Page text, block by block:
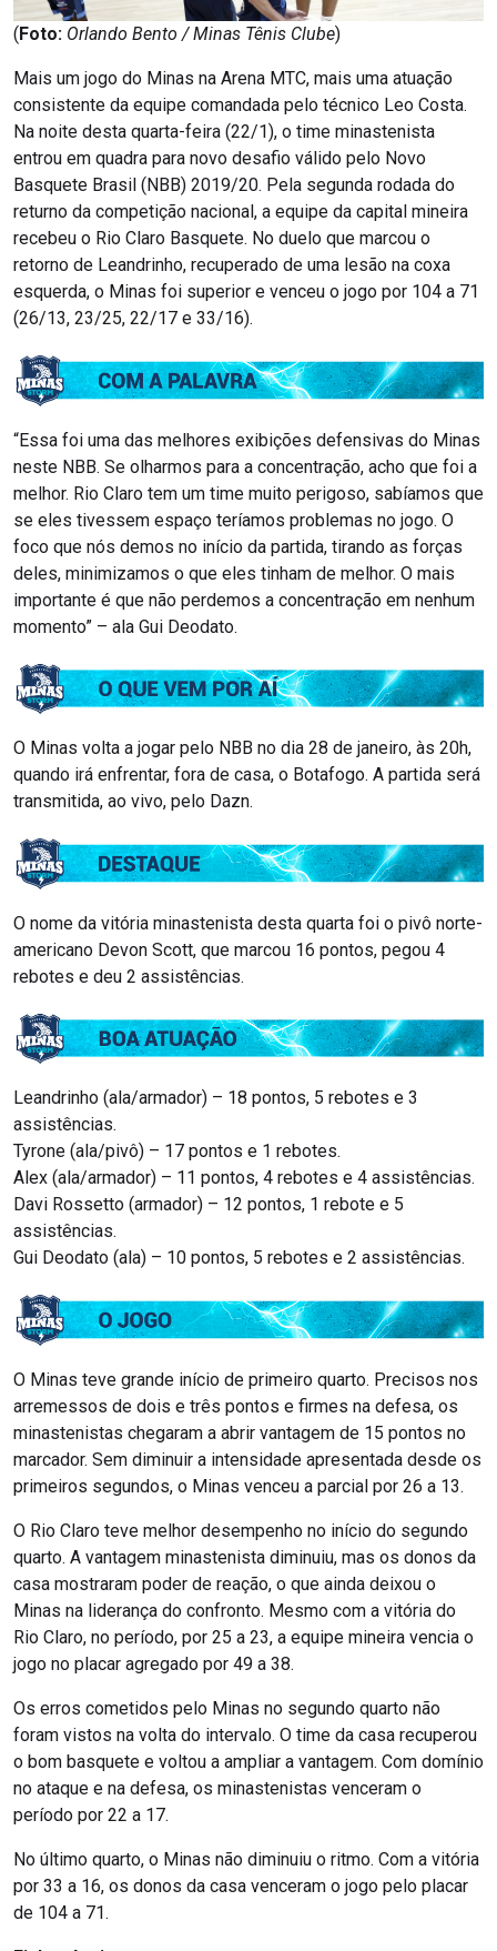
( Foto: Orlando Bento / Minas Tênis Clube)
Mais um jogo do Minas na Arena MTC, mais uma atuação
consistente da equipe comandada pelo técnico Leo Costa.
Na noite desta quarta-feira (22/1), o time minastenista
entrou em quadra para novo desafio válido pelo Novo
Basquete Brasil (NBB) 2019/20. Pela segunda rodada do
returno da competição nacional, a equipe da capital mineira
recebeu o Rio Claro Basquete. No duelo que marcou o
retorno de Leandrinho, recuperado de uma lesão na coxa
esquerda, o Minas foi superior e venceu o jogo por 104 a 71
(26/13, 23/25, 22/17 e 33/16).
“Essa foi uma das melhores exibições defensivas do Minas
neste NBB. Se olharmos para a concentração, acho que foi a
melhor. Rio Claro tem um time muito perigoso, sabíamos que
se eles tivessem espaço teríamos problemas no jogo. O
foco que nós demos no início da partida, tirando as forças
deles, minimizamos o que eles tinham de melhor. O mais
importante é que não perdemos a concentração em nenhum
momento” – ala Gui Deodato.
O Minas volta a jogar pelo NBB no dia 28 de janeiro, às 20h,
quando irá enfrentar, fora de casa, o Botafogo. A partida será
transmitida, ao vivo, pelo Dazn.
O nome da vitória minastenista desta quarta foi o pivô norte-
americano Devon Scott, que marcou 16 pontos, pegou 4
rebotes e deu 2 assistências.
Leandrinho (ala/armador) – 18 pontos, 5 rebotes e 3
assistências.
Tyrone (ala/pivô) – 17 pontos e 1 rebotes.
Alex (ala/armador) – 11 pontos, 4 rebotes e 4 assistências.
Davi Rossetto (armador) – 12 pontos, 1 rebote e 5
assistências.
Gui Deodato (ala) – 10 pontos, 5 rebotes e 2 assistências.
O Minas teve grande início de primeiro quarto. Precisos nos
arremessos de dois e três pontos e firmes na defesa, os
minastenistas chegaram a abrir vantagem de 15 pontos no
marcador. Sem diminuir a intensidade apresentada desde os
primeiros segundos, o Minas venceu a parcial por 26 a 13.
O Rio Claro teve melhor desempenho no início do segundo
quarto. A vantagem minastenista diminuiu, mas os donos da
casa mostraram poder de reação, o que ainda deixou o
Minas na liderança do confronto. Mesmo com a vitória do
Rio Claro, no período, por 25 a 23, a equipe mineira vencia o
jogo no placar agregado por 49 a 38.
Os erros cometidos pelo Minas no segundo quarto não
foram vistos na volta do intervalo. O time da casa recuperou
o bom basquete e voltou a ampliar a vantagem. Com domínio
no ataque e na defesa, os minastenistas venceram o
período por 22 a 17.
No último quarto, o Minas não diminuiu o ritmo. Com a vitória
por 33 a 16, os donos da casa venceram o jogo pelo placar
de 104 a 71.